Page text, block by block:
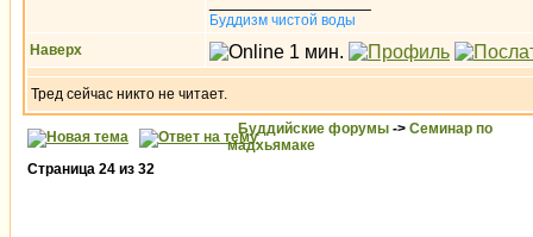
Буддизм чистой воды
Наверх
Тред сейчас никто не читает.
Буддийские форумы -> Семинар по
мадхьямаке
Страница 24 из 32